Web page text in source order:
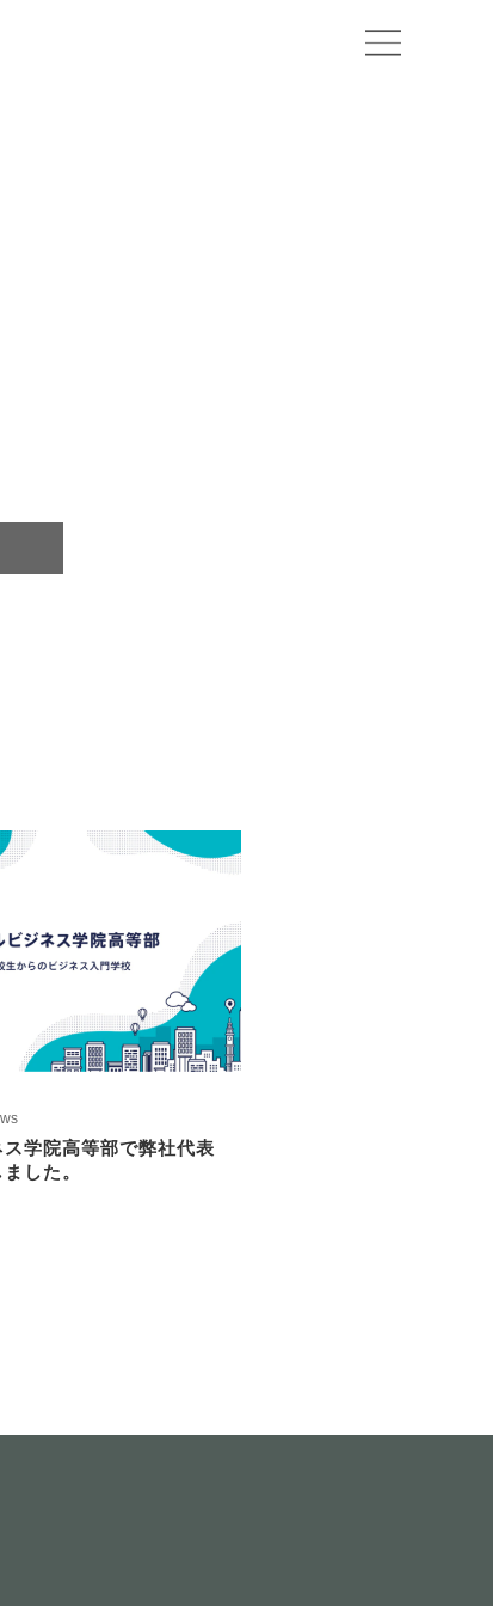
学院高等部で弊社代表
した。